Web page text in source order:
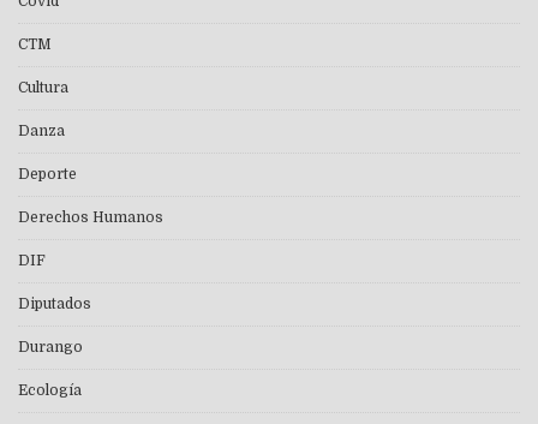
CTM
Cultura
Danza
Deporte
Derechos Humanos
DIF
Diputados
Durango
Ecología